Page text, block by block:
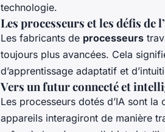
technologie.
Les processeurs et les défis de
Les fabricants de processeurs
toujours plus avancées. Cela
d’apprentissage adaptatif et
Vers un futur connecté et
Les processeurs dotés d’IA sont
appareils interagiront de manière